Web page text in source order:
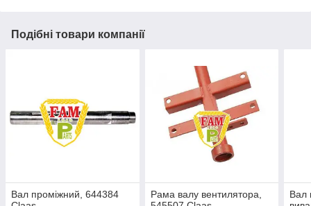
Подібні товари компанії
Вал проміжний, 644384
Рама валу вентилятора,
Вал